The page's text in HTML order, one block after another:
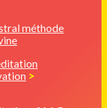
méthode
>